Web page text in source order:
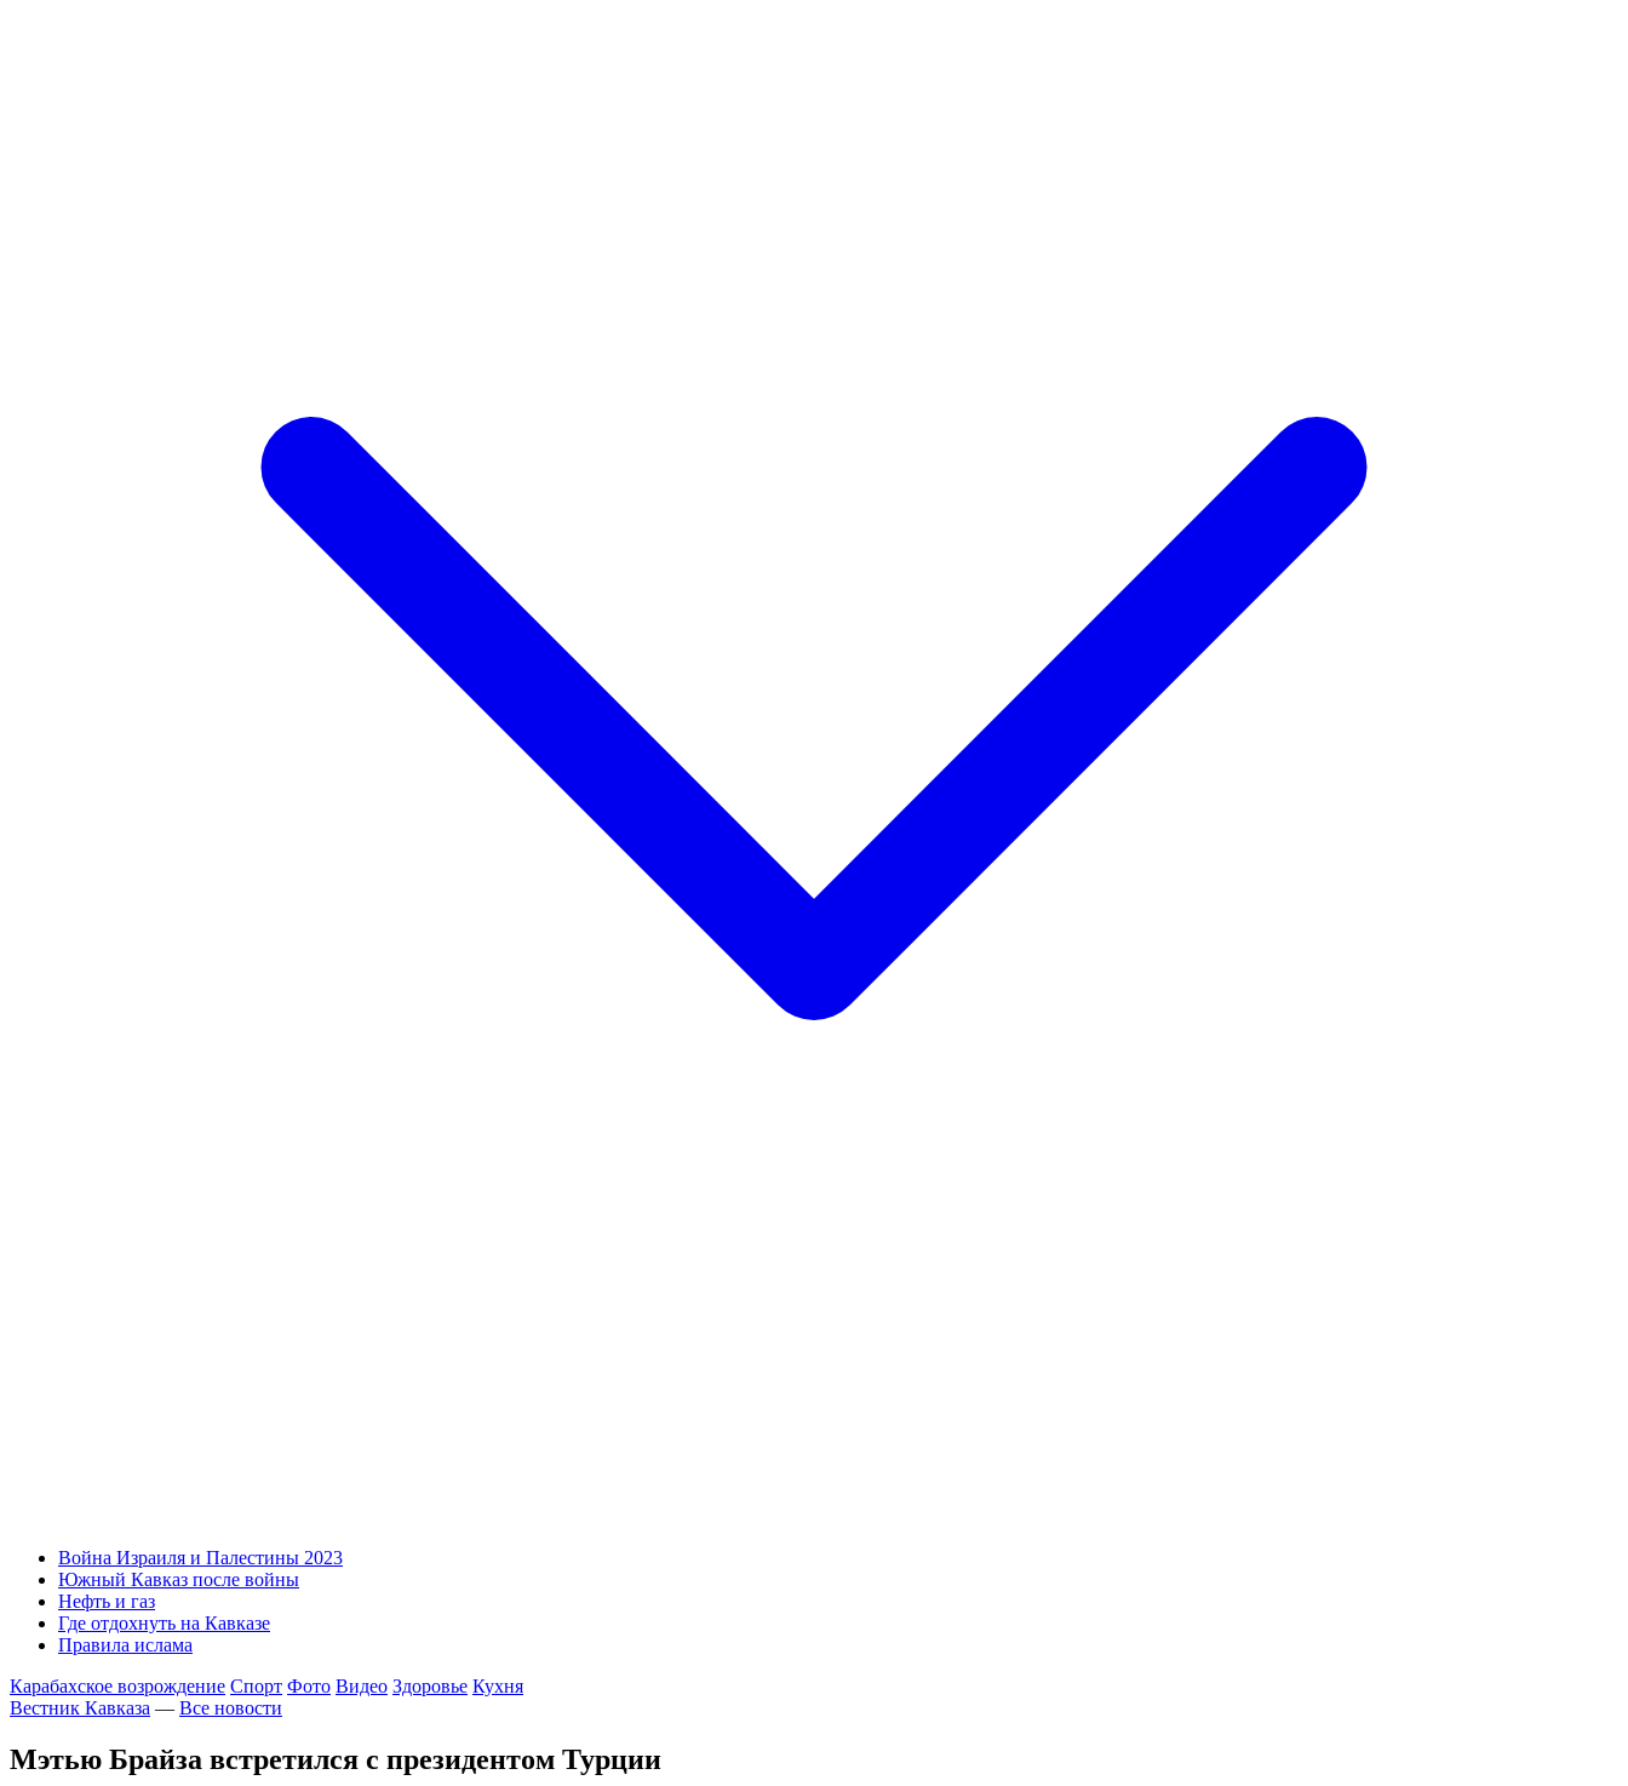
Война Израиля и Палестины 2023
Южный Кавказ после войны
Нефть и газ
Где отдохнуть на Кавказе
Правила ислама
Карабахское возрождение Спорт Фото Видео Здоровье Кухня
Вестник Кавказа — Все новости
Мэтью Брайза встретился с президентом Турции